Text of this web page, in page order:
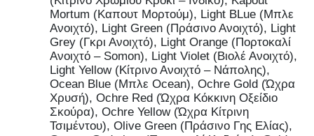
Mortum (Καπουτ Μορτούμ), Light BLue (Μπλε
Ανοιχτό), Light Green (Πράσινο Ανοιχτό), Light
Grey (Γκρι Ανοιχτό), Light Orange (Πορτοκαλί
Ανοιχτό – Somon), Light Violet (Βιολέ Ανοιχτό),
Light Yellow (Κίτρινο Ανοιχτό – Νάπολης),
Ocean Blue (Μπλε Ocean), Ochre Gold (Ώχρα
Χρυσή), Ochre Red (Ώχρα Κόκκινη Οξείδιο
Σκούρα), Ochre Yellow (Ώχρα Κίτρινη
Τσιμέντου), Olive Green (Πράσινο Γης Ελίας),